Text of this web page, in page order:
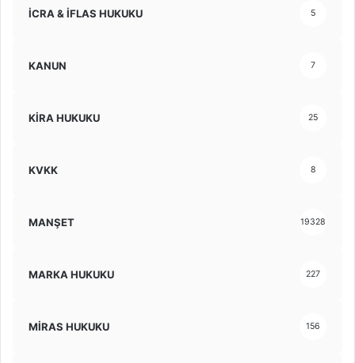
İCRA & İFLAS HUKUKU 5
KANUN 7
KİRA HUKUKU 25
KVKK 8
MANŞET 19328
MARKA HUKUKU 227
MİRAS HUKUKU 156